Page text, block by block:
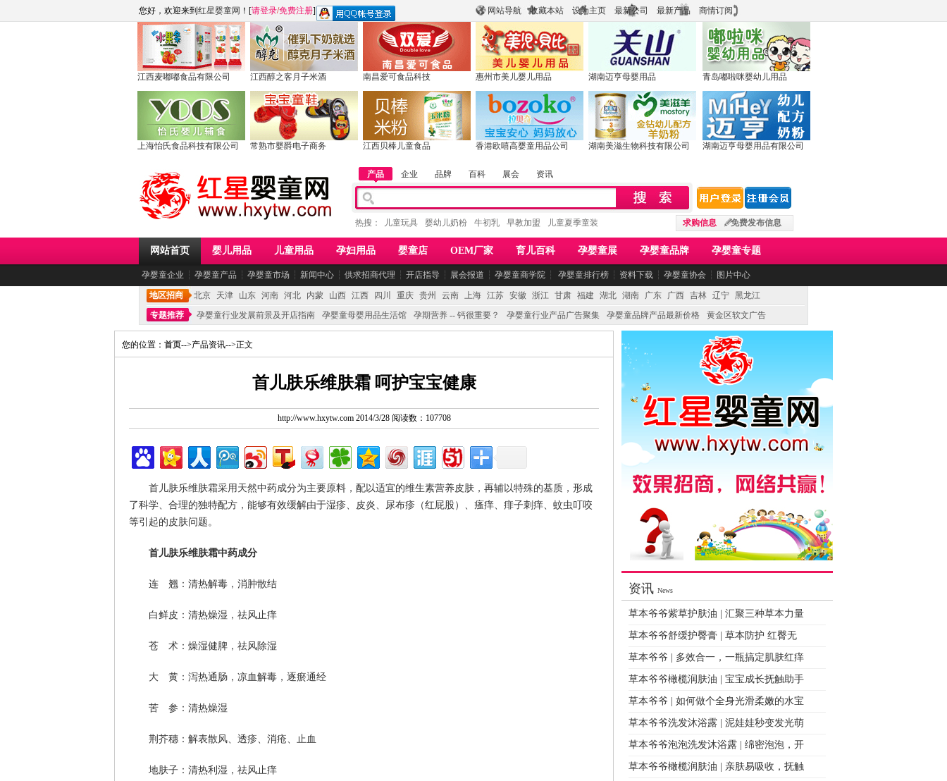
网站导航 收藏本站 设为主页 最新公司 最新产品 商情订阅
您好，欢迎来到 红星婴童网 ！[请登录/免费注册]
江西麦嘟嘟食品有限公司 江西醇之客月子米酒 南昌爱可食品科技 惠州市美儿婴儿用品 湖南迈亨母婴用品 青岛嘟啦咪婴幼儿用品
上海怡氏食品科技有限公司 常熟市婴爵电子商务 江西贝棒儿童食品 香港欧嘻高婴童用品公司 湖南美滋生物科技有限公司 湖南迈亨母婴用品有限公司
产品 企业 品牌 百科 展会 资讯
求购信息 免费发布信息
热搜： 儿童玩具 婴幼儿奶粉 牛初乳 早教加盟 儿童夏季童装
网站首页 婴儿用品 儿童用品 孕妇用品 婴童店 OEM厂家 育儿百科 孕婴童展 孕婴童品牌 孕婴童专题
孕婴童企业 ┆ 孕婴童产品 ┆ 孕婴童市场 ┆ 新闻中心 ┆ 供求招商代理 ┆ 开店指导 ┆ 展会报道 ┆ 孕婴童商学院 ┆ 孕婴童排行榜 ┆ 资料下载 ┆ 孕婴童协会 ┆ 图片中心
地区招商 北京 天津 山东 河南 河北 内蒙 山西 江西 四川 重庆 贵州 云南 上海 江苏 安徽 浙江 甘肃 福建 湖北 湖南 广东 广西 吉林 辽宁 黑龙江
专题推荐
孕婴童行业发展前景及开店指南 孕婴童母婴用品生活馆 孕期营养 -- 钙很重要？ 孕婴童行业产品广告聚集 孕婴童品牌产品最新价格 黄金区软文广告
您的位置： 首页-->产品资讯-->正文
首儿肤乐维肤霜 呵护宝宝健康
http://www.hxytw.com 2014/3/28 阅读数：107708
首儿肤乐维肤霜采用天然中药成分为主要原料，配以适宜的维生素营养皮肤，再辅以特殊的基质，形成
了科学、合理的独特配方，能够有效缓解由于湿疹、皮炎、尿布疹（红屁股）、瘙痒、痱子刺痒、蚊虫叮咬
等引起的皮肤问题。
首儿肤乐维肤霜中药成分
连 翘：清热解毒，消肿散结
白鲜皮：清热燥湿，祛风止痒
苍 术：燥湿健脾，祛风除湿
大 黄：泻热通肠，凉血解毒，逐瘀通经
苦 参：清热燥湿
荆芥穗：解表散风、透疹、消疮、止血
地肤子：清热利湿，祛风止痒
资讯 News
草本爷爷紫草护肤油 | 汇聚三种草本力量
草本爷爷舒缓护臀膏 | 草本防护 红臀无
草本爷爷 | 多效合一，一瓶搞定肌肤红痒
草本爷爷橄榄润肤油 | 宝宝成长抚触助手
草本爷爷 | 如何做个全身光滑柔嫩的水宝
草本爷爷洗发沐浴露 | 泥娃娃秒变发光萌
草本爷爷泡泡洗发沐浴露 | 绵密泡泡，开
草本爷爷橄榄润肤油 | 亲肤易吸收，抚触